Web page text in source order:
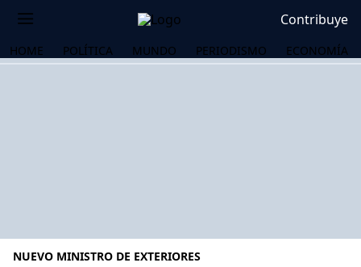
Contribuye
HOME POLÍTICA MUNDO PERIODISMO ECONOMÍA
NUEVO MINISTRO DE EXTERIORES